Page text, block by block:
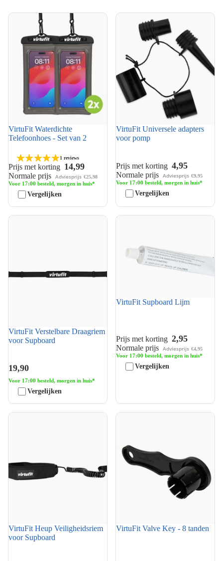
VirtuFit Waterdichte
Telefoonhoes - Set van 2
VirtuFit Waterdichte
Telefoonhoes - Set van 2
1 reviews
Prijs met korting 14,99
Normale prijs Adviesprijs €25,98
Voor 17:00 besteld, morgen in huis*
Vergelijken
VirtuFit Universele adapters
voor pomp
VirtuFit Universele adapters
voor pomp
Prijs met korting 4,95
Normale prijs Adviesprijs €9,95
Voor 17:00 besteld, morgen in huis*
Vergelijken
VirtuFit Verstelbare Draagriem
VirtuFit Verstelbare Draagriem
voor Supboard
19,90
Voor 17:00 besteld, morgen in huis*
Vergelijken
VirtuFit Supboard Lijm
VirtuFit Supboard Lijm
Prijs met korting 2,95
Normale prijs Adviesprijs €4,95
Voor 17:00 besteld, morgen in huis*
Vergelijken
VirtuFit Heup Veiligheidsriem
VirtuFit Heup Veiligheidsriem
voor Supboard
VirtuFit Valve Key - 8 tanden
VirtuFit Valve Key - 8 tanden